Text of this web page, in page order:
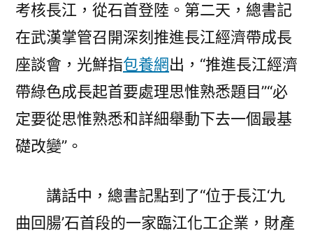
考核長江，從石首登陸。第二天，總書記
在武漢掌管召開深刻推進長江經濟帶成長
座談會，光鮮指包養網出，“推進長江經濟
帶綠色成長起首要處理思惟熟悉題目”“必
定要從思惟熟悉和詳細舉動下去一個最基
礎改變”。
講話中，總書記點到了“位于長江‘九
曲回腸’石首段的一家臨江化工企業，財產